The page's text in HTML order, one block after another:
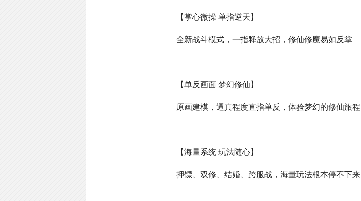
【掌心微操 单指逆天】
全新战斗模式，一指释放大招，修仙修魔易如反掌
【单反画面 梦幻修仙】
原画建模，逼真程度直指单反，体验梦幻的修仙旅程
【海量系统 玩法随心】
押镖、双修、结婚、跨服战，海量玩法根本停不下来